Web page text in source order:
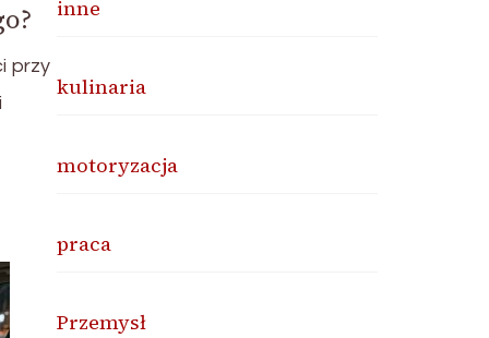
przy
inne
kulinaria
motoryzacja
praca
Przemysł